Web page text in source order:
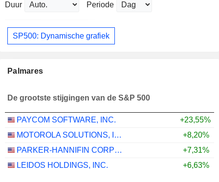
Duur Periode
SP500: Dynamische grafiek
Palmares
De grootste stijgingen van de S&P 500
PAYCOM SOFTWARE, INC.
+23,55%
MOTOROLA SOLUTIONS, INC.
+8,20%
PARKER-HANNIFIN CORPORATION
+7,31%
LEIDOS HOLDINGS, INC.
+6,63%